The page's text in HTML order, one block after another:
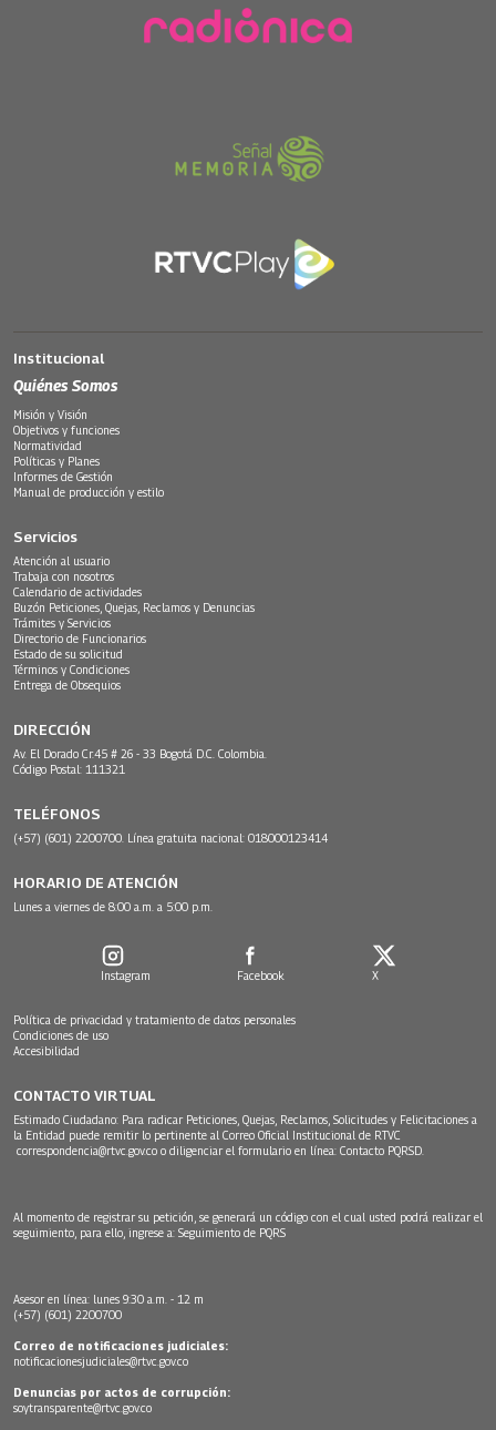
Institucional
Quiénes Somos
Misión y Visión
Objetivos y funciones
Normatividad
Políticas y Planes
Informes de Gestión
Manual de producción y estilo
Servicios
Atención al usuario
Trabaja con nosotros
Calendario de actividades
Buzón Peticiones, Quejas, Reclamos y Denuncias
Trámites y Servicios
Directorio de Funcionarios
Estado de su solicitud
Términos y Condiciones
Entrega de Obsequios
DIRECCIÓN
Av. El Dorado Cr.45 # 26 - 33 Bogotá D.C. Colombia.
Código Postal: 111321
TELÉFONOS
(+57) (601) 2200700. Línea gratuita nacional: 018000123414
HORARIO DE ATENCIÓN
Lunes a viernes de 8:00 a.m. a 5:00 p.m.
Instagram Facebook X
Política de privacidad y tratamiento de datos personales
Condiciones de uso
Accesibilidad
CONTACTO VIRTUAL
Estimado Ciudadano: Para radicar Peticiones, Quejas, Reclamos, Solicitudes y Felicitaciones a
la Entidad puede remitir lo pertinente al Correo Oficial Institucional de RTVC
correspondencia@rtvc.gov.co o diligenciar el formulario en línea: Contacto PQRSD.
Al momento de registrar su petición, se generará un código con el cual usted podrá realizar el
seguimiento, para ello, ingrese a: Seguimiento de PQRS
Asesor en línea: lunes 9:30 a.m. - 12 m
(+57) (601) 2200700
Correo de notificaciones judiciales:
notificacionesjudiciales@rtvc.gov.co
Denuncias por actos de corrupción:
soytransparente@rtvc.gov.co